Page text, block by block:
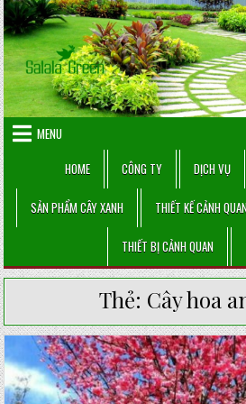
Skip
to
content
MENU
HOME
CÔNG TY DỊCH VỤ
SẢN PHẨM CÂY XANH THIẾT KẾ CẢNH QUAN
THIẾT BỊ CẢNH QUAN
Thẻ: Cây hoa
Posted
in